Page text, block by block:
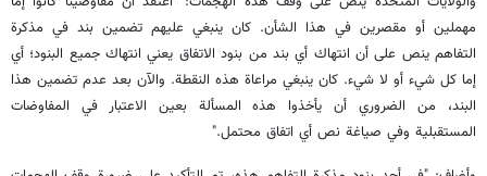
مهملين أو مقصرين في هذا الشأن. كان ينبغي عليهم تضمين بند في مذكرة
التفاهم ينص على أن انتهاك أي بند من بنود الاتفاق يعني انتهاك جميع البنود؛ أي
إما كل شيء أو لا شيء. كان ينبغي مراعاة هذه النقطة. والآن بعد عدم تضمين هذا
البند، من الضروري أن يأخذوا هذه المسألة بعين الاعتبار في المفاوضات
المستقبلية وفي صياغة نص أي اتفاق محتمل."